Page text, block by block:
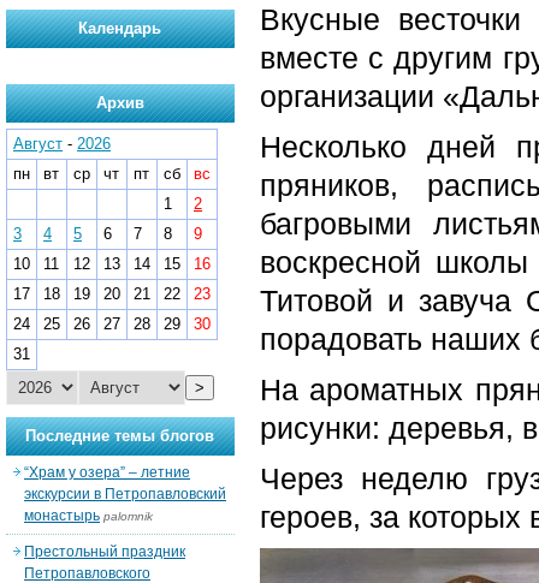
Вкусные
вместе с другим
организации
Несколько дней
пряников,
багровыми
воскресной
Титовой и завуча
порадовать наших
На ароматных
рисунки: деревья,
Через неделю
героев, за
Календарь
Архив
Август - 2026
пн
вт ср чт пт сб
вс
1
2
3
4 5 6 7 8
9
10
11 12 13 14 15
16
17
18 19 20 21 22
23
24
25 26 27 28 29
30
31
>
Последние темы блогов
“Храм у озера” – летние
экскурсии в Петропавловский
монастырь palomnik
Престольный праздник
Петропавловского